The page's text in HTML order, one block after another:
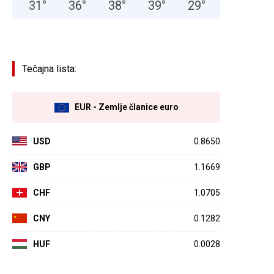
31 ° 36° 38° 39° 29°
Tečajna lista:
EUR - Zemlje članice euro
USD 0.8650
GBP 1.1669
CHF 1.0705
CNY 0.1282
HUF 0.0028